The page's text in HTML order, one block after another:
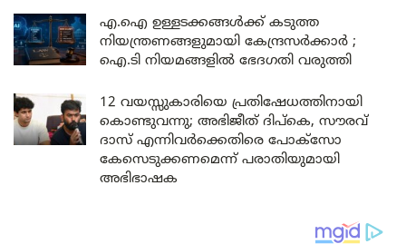
എ.ഐ ഉള്ളടക്കങ്ങൾക്ക് കടുത്ത
നിയന്ത്രണങ്ങളുമായി കേന്ദ്രസർക്കാർ ;
ഐ.ടി നിയമങ്ങളിൽ ഭേദഗതി വരുത്തി
12 വയസ്സുകാരിയെ പ്രതിഷേധത്തിനായി
കൊണ്ടുവന്നു; അഭിജീത് ദിപ്കെ, സൗരവ്
ദാസ് എന്നിവർക്കെതിരെ പോക്സോ
കേസെടുക്കണമെന്ന് പരാതിയുമായി
അഭിഭാഷക